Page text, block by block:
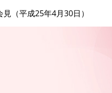
（平成25年4月30日）